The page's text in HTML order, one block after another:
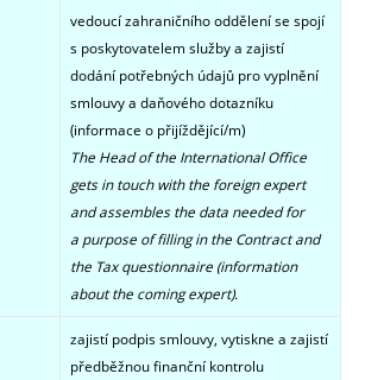
vedoucí zahraničního oddělení se spojí
s poskytovatelem služby a zajistí
dodání potřebných údajů pro vyplnění
smlouvy a daňového dotazníku
(informace o přijíždějící/m)
The Head of the International Office
gets in touch with the foreign expert
and assembles the data needed for
a purpose of filling in the Contract and
the Tax questionnaire (information
about the coming expert).
zajistí podpis smlouvy, vytiskne a zajistí
předběžnou finanční kontrolu